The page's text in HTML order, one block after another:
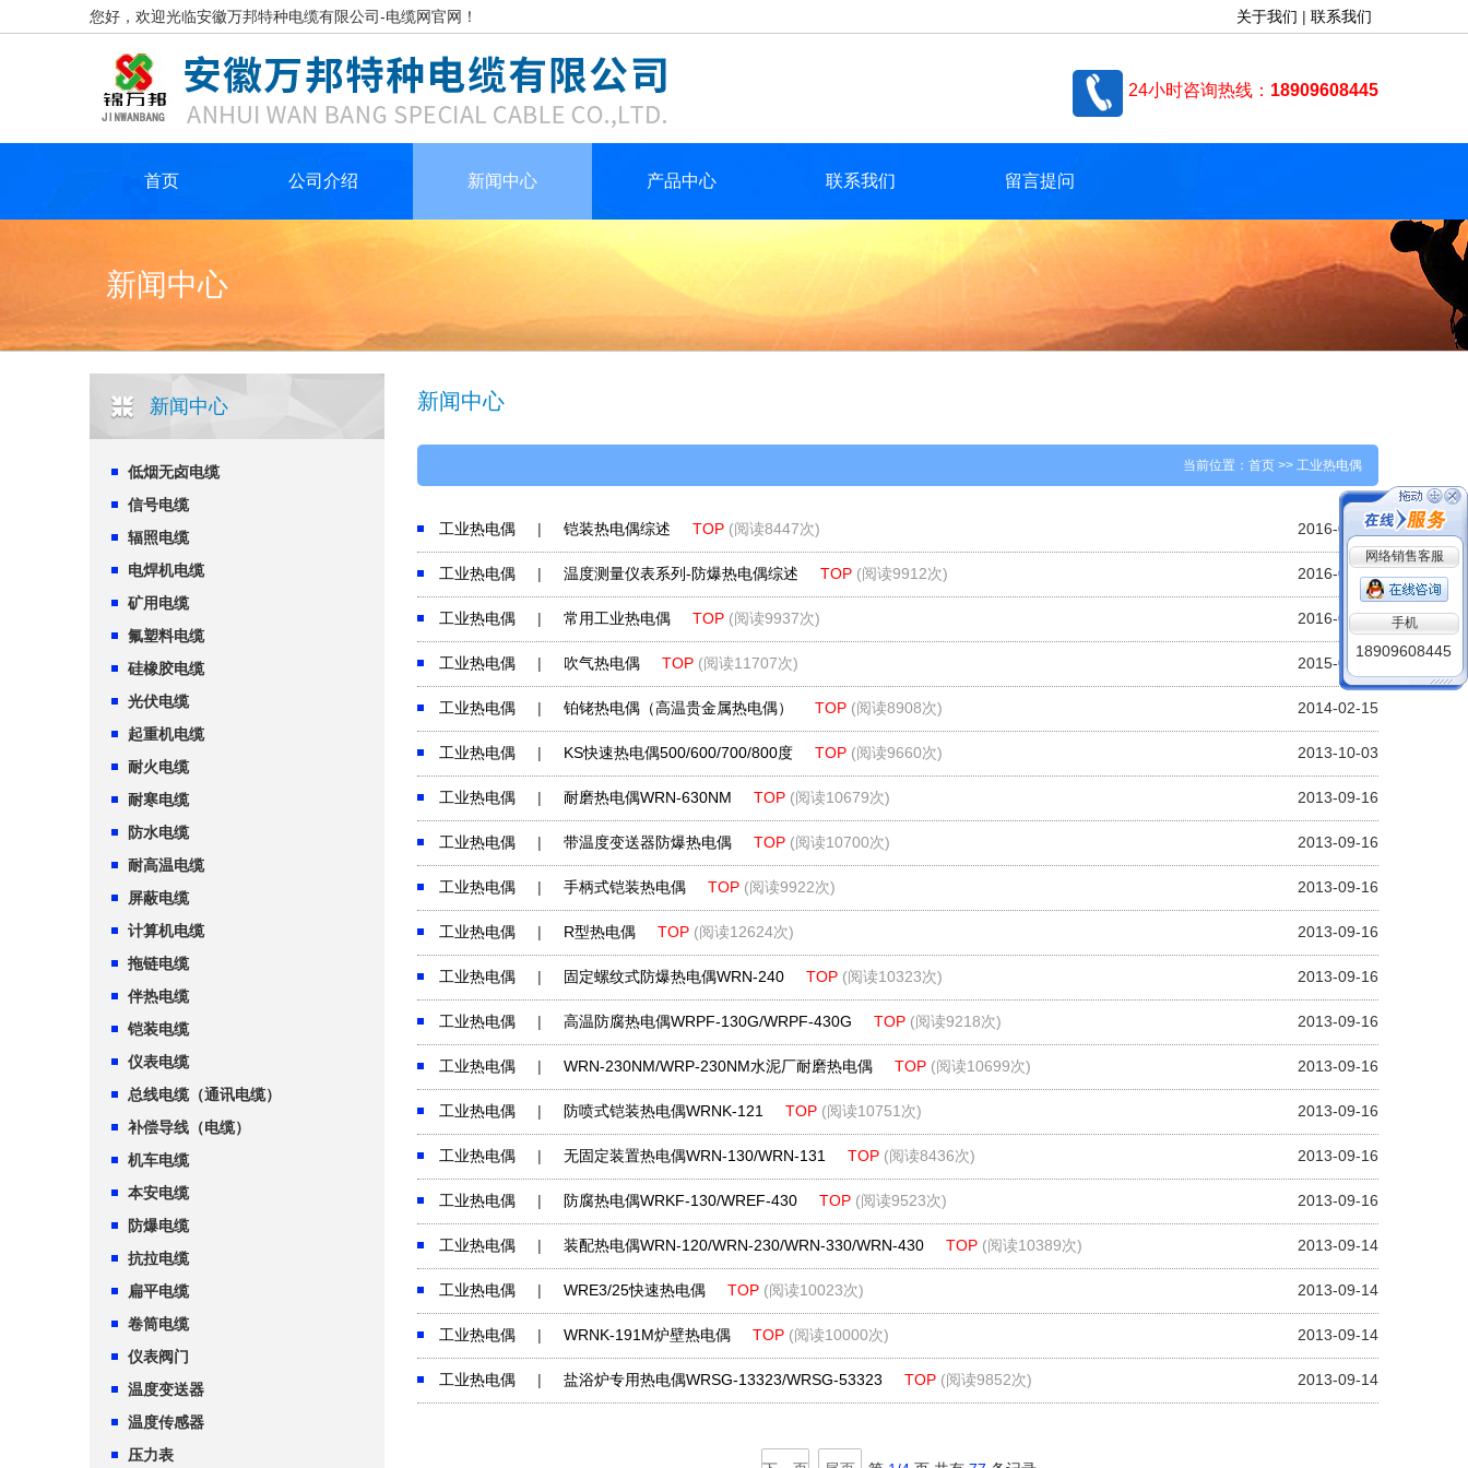
您好，欢迎光临安徽万邦特种电缆有限公司-电缆网官网！ 关于我们 | 联系我们
24小时咨询热线： 18909608445
首页 公司介绍 新闻中心 产品中心 联系我们 留言提问
新闻中心
新闻中心
低烟无卤电缆
信号电缆
辐照电缆
电焊机电缆
矿用电缆
氟塑料电缆
硅橡胶电缆
光伏电缆
起重机电缆
耐火电缆
耐寒电缆
防水电缆
耐高温电缆
屏蔽电缆
计算机电缆
拖链电缆
伴热电缆
铠装电缆
仪表电缆
总线电缆（通讯电缆）
补偿导线（电缆）
机车电缆
本安电缆
防爆电缆
抗拉电缆
扁平电缆
卷筒电缆
仪表阀门
温度变送器
温度传感器
压力表
新闻中心
当前位置： 首页 >> 工业热电偶
工业热电偶 | 铠装热电偶综述 TOP (阅读8447次) 2016-08-30
工业热电偶 | 温度测量仪表系列-防爆热电偶综述 TOP (阅读9912次) 2016-08-30
工业热电偶 | 常用工业热电偶 TOP (阅读9937次) 2016-08-30
工业热电偶 | 吹气热电偶 TOP (阅读11707次) 2015-01-27
工业热电偶 | 铂铑热电偶（高温贵金属热电偶） TOP (阅读8908次) 2014-02-15
工业热电偶 | KS快速热电偶500/600/700/800度 TOP (阅读9660次) 2013-10-03
工业热电偶 | 耐磨热电偶WRN-630NM TOP (阅读10679次) 2013-09-16
工业热电偶 | 带温度变送器防爆热电偶 TOP (阅读10700次) 2013-09-16
工业热电偶 | 手柄式铠装热电偶 TOP (阅读9922次) 2013-09-16
工业热电偶 | R型热电偶 TOP (阅读12624次) 2013-09-16
工业热电偶 | 固定螺纹式防爆热电偶WRN-240 TOP (阅读10323次) 2013-09-16
工业热电偶 | 高温防腐热电偶WRPF-130G/WRPF-430G TOP (阅读9218次) 2013-09-16
工业热电偶 | WRN-230NM/WRP-230NM水泥厂耐磨热电偶 TOP (阅读10699次) 2013-09-16
工业热电偶 | 防喷式铠装热电偶WRNK-121 TOP (阅读10751次) 2013-09-16
工业热电偶 | 无固定装置热电偶WRN-130/WRN-131 TOP (阅读8436次) 2013-09-16
工业热电偶 | 防腐热电偶WRKF-130/WREF-430 TOP (阅读9523次) 2013-09-16
工业热电偶 | 装配热电偶WRN-120/WRN-230/WRN-330/WRN-430 TOP (阅读10389次) 2013-09-14
工业热电偶 | WRE3/25快速热电偶 TOP (阅读10023次) 2013-09-14
工业热电偶 | WRNK-191M炉壁热电偶 TOP (阅读10000次) 2013-09-14
工业热电偶 | 盐浴炉专用热电偶WRSG-13323/WRSG-53323 TOP (阅读9852次) 2013-09-14
18909608445